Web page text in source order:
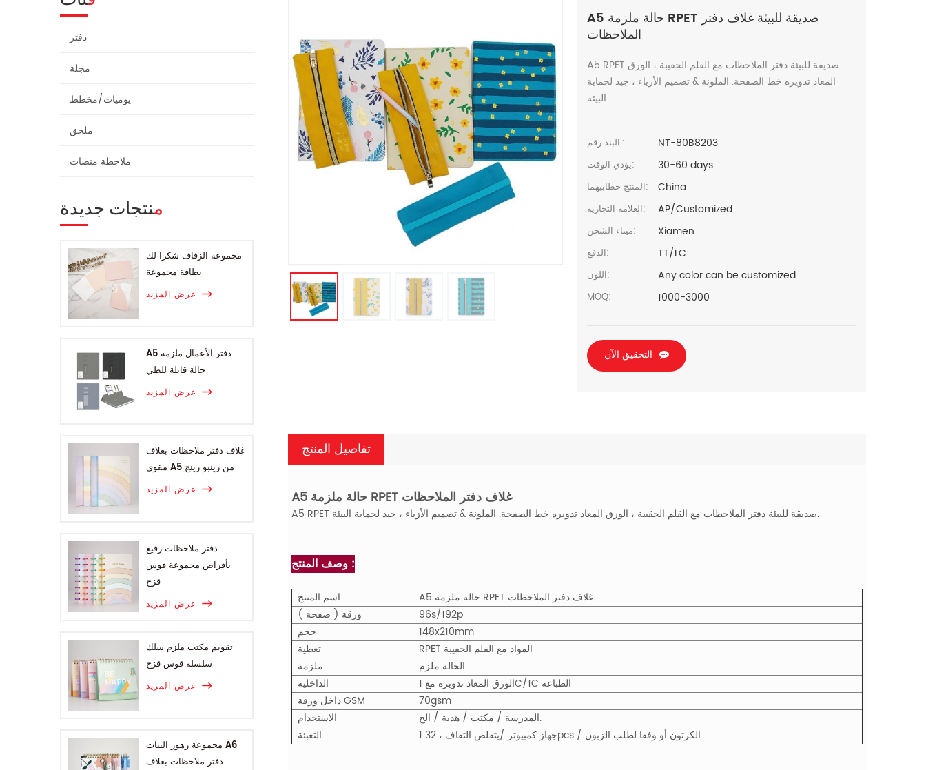
دفتر
مجلة
يوميات/مخطط
ملحق
ملاحظة منصات
منتجات جديدة
مجموعة الزفاف شكرا لك
بطاقة مجموعة
عرض المزيد
A5 دفتر الأعمال ملزمة
حالة قابلة للطي
عرض المزيد
غلاف دفتر ملاحظات بغلاف
مقوى A5 من رينبو رينج
عرض المزيد
دفتر ملاحظات رفيع
بأقراص مجموعة قوس
قزح
عرض المزيد
تقويم مكتب ملزم سلك
سلسلة قوس قزح
عرض المزيد
مجموعة زهور النبات A6
دفتر ملاحظات بغلاف
A5 حالة ملزمة RPET صديقة للبيئة غلاف دفتر
الملاحظات
A5 RPET صديقة للبيئة دفتر الملاحظات مع القلم الحقيبة ، الورق
المعاد تدويره خط الصفحة. الملونة & تصميم الأزياء ، جيد لحماية
البيئة.
البند رقم.: NT-80B8203
يؤدي الوقت: 30-60 days
المنتج خطابيهما: China
العلامة التجارية: AP/Customized
ميناء الشحن: Xiamen
الدفع: TT/LC
اللون: Any color can be customized
MOQ: 1000-3000
التحقيق الآن
تفاصيل المنتج
A5 حالة ملزمة RPET غلاف دفتر الملاحظات
A5 RPET صديقة للبيئة دفتر الملاحظات مع القلم الحقيبة ، الورق المعاد تدويره خط الصفحة. الملونة & تصميم الأزياء ، جيد لحماية البيئة.
وصف المنتج :
اسم المنتج
A5 حالة ملزمة RPET غلاف دفتر الملاحظات
ورقة ( صفحة )
96s/192p
حجم
148x210mm
تغطية
RPET المواد مع القلم الحقيبة
ملزمة
الحالة ملزم
الداخلية
الورق المعاد تدويره مع 1C/1C الطباعة
داخل ورقة GSM
70gsm
الاستخدام
المدرسة / مكتب / هدية / الخ.
التعبئة
1 جهاز كمبيوتر /يتقلص التفاف ، 32pcs / الكرتون أو وفقا لطلب الزبون